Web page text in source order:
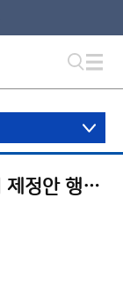
「기상청 혁신제품 지정 지침」 고시 제정안 행정예고